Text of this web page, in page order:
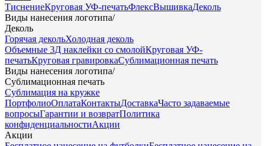
ТиснениеКруговая УФ-печатьФлексВышивкаДеколь
Виды нанесения логотипа/
Деколь
Горячая декольХолодная деколь
Объемные 3Д наклейки со смолойКруговая УФ-
печатьКруговая гравировкаСублимационная печать
Виды нанесения логотипа/
Сублимационная печать
Сублимация на кружке
ПортфолиоОплатаКонтактыДоставкаЧасто задаваемые
вопросыГарантии и возвратПолитика
конфиденциальностиАкции
Акции